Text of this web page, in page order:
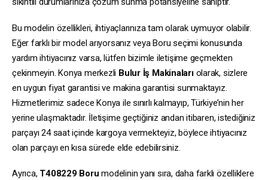
Bu modelin özellikleri, ihtiyaçlarınıza tam olarak uymuyor olabilir.
Eğer farklı bir model arıyorsanız veya Boru seçimi konusunda
yardım ihtiyacınız varsa, lütfen bizimle iletişime geçmekten
çekinmeyin. Konya merkezli Bulur İş Makinalarıolarak, sizlere
en uygun fiyat garantisi ve makina garantisi sunmaktayız.
Hizmetlerimiz sadece Konya ile sınırlı kalmayıp, Türkiye’nin her
yerine ulaşmaktadır. İletişime geçtiğiniz andan itibaren, istediğiniz
parçayı 24 saat içinde kargoya vermekteyiz, böylece ihtiyacınız
olan parçayı en kısa sürede elde edebilirsiniz.
Ayrıca, T408229 Boru modelinin yanı sıra, daha farklı özelliklere